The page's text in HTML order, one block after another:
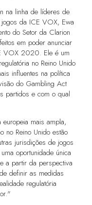
na linha de líderes de
da ICE VOX, Ewa
do Setor da Clarion
em poder anunciar
VOX 2020. Ele é um
no Reino Unido
influentes na política
do Gambling Act
partidos e com o qual
mais ampla,
no Reino Unido estão
jurisdições de jogos
oportunidade única
a partir da perspectiva
definir as medidas
regulatória